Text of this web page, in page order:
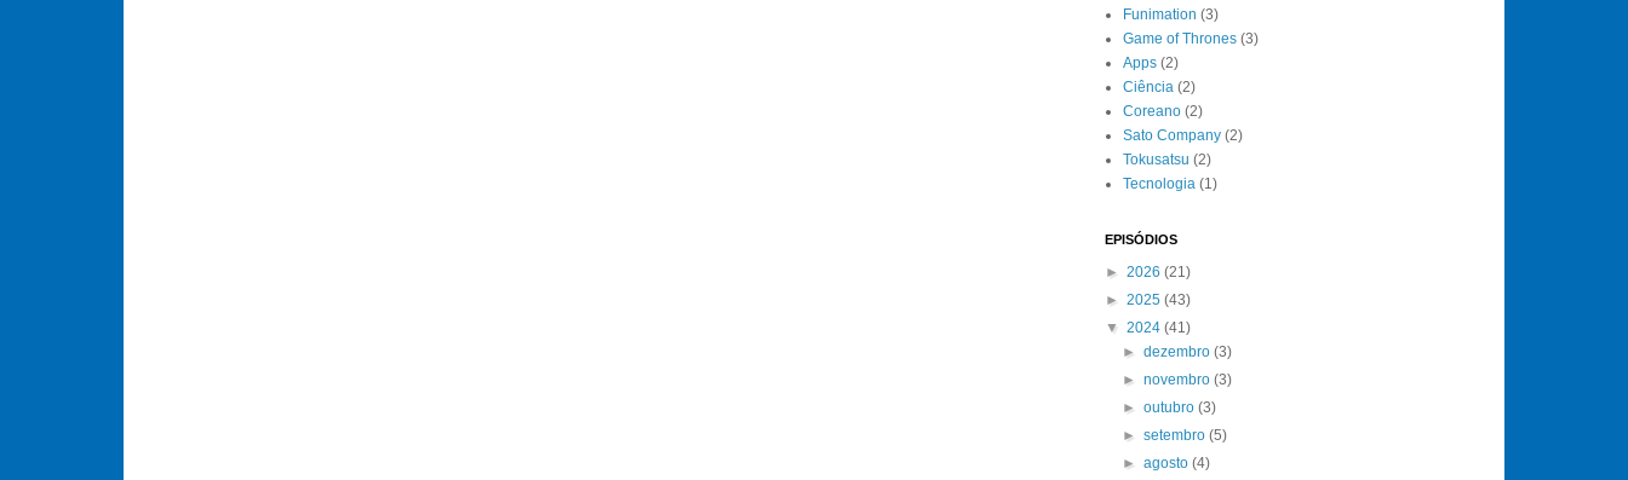
Funimation (3)
Game of Thrones (3)
Apps (2)
Ciência (2)
Coreano (2)
Sato Company (2)
Tokusatsu (2)
Tecnologia (1)
EPISÓDIOS
► 2026 (21)
► 2025 (43)
▼ 2024 (41)
►dezembro(3)
►novembro(3)
►outubro(3)
►setembro(5)
►agosto(4)